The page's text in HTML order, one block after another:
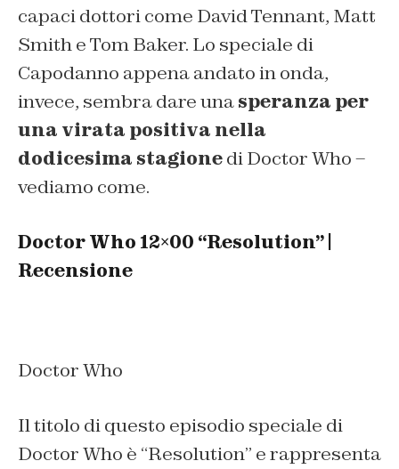
capaci dottori come David Tennant, Matt
Smith e Tom Baker. Lo speciale di
Capodanno appena andato in onda,
invece, sembra dare unasperanza per
una virata positiva nella
dodicesima stagionedi Doctor Who –
vediamo come.
Doctor Who 12×00 “Resolution” |
Recensione
Doctor Who
Il titolo di questo episodio speciale di
Doctor Who è “Resolution” e rappresenta